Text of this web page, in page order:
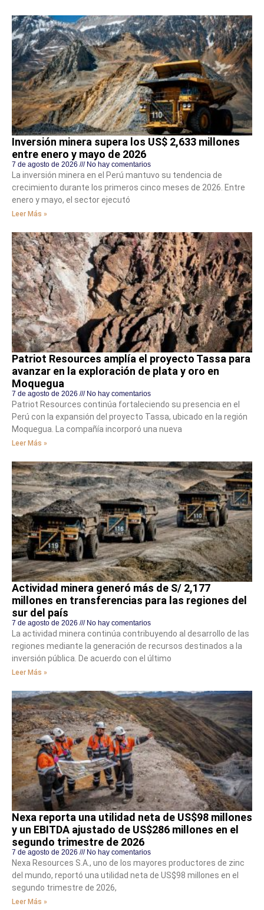
Inversión minera supera los US$ 2,633 millones
entre enero y mayo de 2026
7 de agosto de 2026 No hay comentarios
La inversión minera en el Perú mantuvo su tendencia de
crecimiento durante los primeros cinco meses de 2026. Entre
enero y mayo, el sector ejecutó
Leer Más »
Patriot Resources amplía el proyecto Tassa para
avanzar en la exploración de plata y oro en
Moquegua
7 de agosto de 2026 No hay comentarios
Patriot Resources continúa fortaleciendo su presencia en el
Perú con la expansión del proyecto Tassa, ubicado en la región
Moquegua. La compañía incorporó una nueva
Leer Más »
Actividad minera generó más de S/ 2,177
millones en transferencias para las regiones del
sur del país
7 de agosto de 2026 No hay comentarios
La actividad minera continúa contribuyendo al desarrollo de las
regiones mediante la generación de recursos destinados a la
inversión pública. De acuerdo con el último
Leer Más »
Nexa reporta una utilidad neta de US$98 millones
y un EBITDA ajustado de US$286 millones en el
segundo trimestre de 2026
7 de agosto de 2026 No hay comentarios
Nexa Resources S.A., uno de los mayores productores de zinc
del mundo, reportó una utilidad neta de US$98 millones en el
segundo trimestre de 2026,
Leer Más »